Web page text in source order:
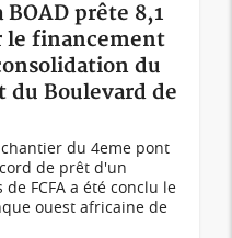
prête 8,1
le financement
du
Boulevard de
du 4eme pont
de prêt d'un
FCFA a été conclu le
ouest africaine de